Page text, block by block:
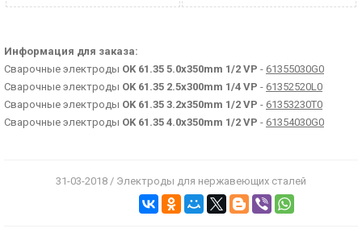
Информация для заказа:
Сварочные электроды OK 61.35 5.0x350mm 1/2 VP - 61355030G0
Сварочные электроды OK 61.35 2.5x300mm 1/4 VP - 61352520L0
Сварочные электроды OK 61.35 3.2x350mm 1/2 VP - 61353230T0
Сварочные электроды OK 61.35 4.0x350mm 1/2 VP - 61354030G0
31-03-2018 / Электроды для нержавеющих сталей